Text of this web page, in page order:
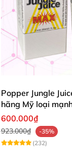
Popper Jungle
hãng Mỹ loại
600.000₫
923.000₫
-35%
(232)